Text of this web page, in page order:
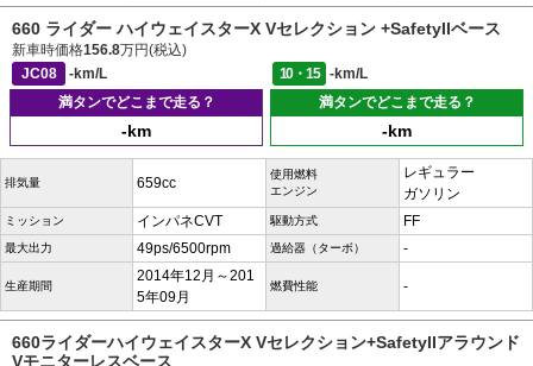
660 ライダー ハイウェイスターX Vセレクション +SafetyIIベース
新車時価格156.8万円(税込)
JC08
-km/L 10・15
-km/L
満タンでどこまで走る？
-km
満タンでどこまで走る？
-km
排気量 659cc
使用燃料
エンジン
レギュラー
ガソリン
ミッション インパネCVT 駆動方式 FF
最大出力 49ps/6500rpm 過給器（ターボ） -
生産期間
2014年12月～201
5年09月
燃費性能 -
660ライダーハイウェイスターX Vセレクション+SafetyIIアラウンド
Vモニターレスベース